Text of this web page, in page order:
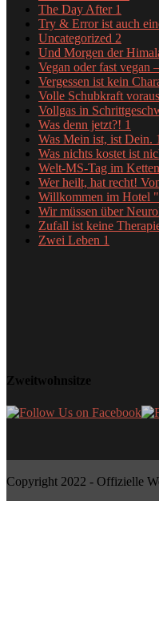
The Day After 1
Try & Error ist auch
Uncategorized 2
Und Morgen der
Vegan oder fast vegan
Vergessen ist kein
Volle Schubkraft
Vollgas in
Was denn jetzt?! 1
Was Mein ist, ist Dein. 1
Was nichts kostet ist
Welt-MS-Tag im
Wer heilt, hat recht!
Willkommen im Hotel
Wir müssen über
Zufall ist keine
Zwei Leben 1
Zweitwohnsitze
Copyright 2022 - Offizielle